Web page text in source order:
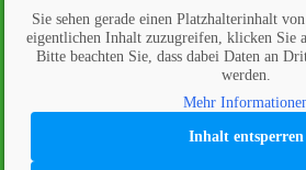
Sie sehen gerade einen Platzhalterinhalt von
eigentlichen Inhalt zuzugreifen, klicken Sie
Bitte beachten Sie, dass dabei Daten an
werden.
Mehr
Inhalt entsperren